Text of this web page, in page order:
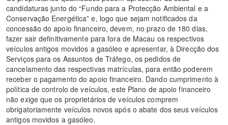
candidaturas junto do “Fundo para a Protecção Ambiental e a
Conservação Energética” e, logo que sejam notificados da
concessão do apoio financeiro, devem, no prazo de 180 dias,
fazer sair definitivamente para fora de Macau os respectivos
veículos antigos movidos a gasóleo e apresentar, à Direcção dos
Serviços para os Assuntos de Tráfego, os pedidos de
cancelamento das respectivas matrículas, para então poderem
receber o pagamento do apoio financeiro. Dando cumprimento à
política de controlo de veículos, este Plano de apoio financeiro
não exige que os proprietários de veículos comprem
obrigatoriamente veículos novos após o abate dos seus veículos
antigos movidos a gasóleo.